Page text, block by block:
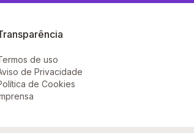
de uso
de Privacidade
de Cookies